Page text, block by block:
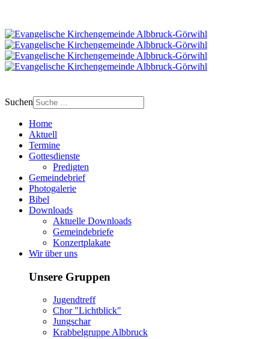
Suchen
Home
Aktuell
Termine
Gottesdienste
Predigten
Gemeindebrief
Photogalerie
Bibel
Downloads
Aktuelle Downloads
Gemeindebriefe
Konzertplakate
Wir über uns
Unsere Gruppen
Jugendtreff
Chor "Lichtblick"
Jungschar
Krabbelgruppe Albbruck